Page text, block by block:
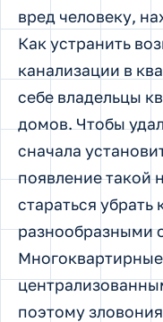
вред человеку,
Как устранить
канализации в
себе владельцы
домов. Чтобы
сначала
появление такой
стараться
разнообразными
поэтому